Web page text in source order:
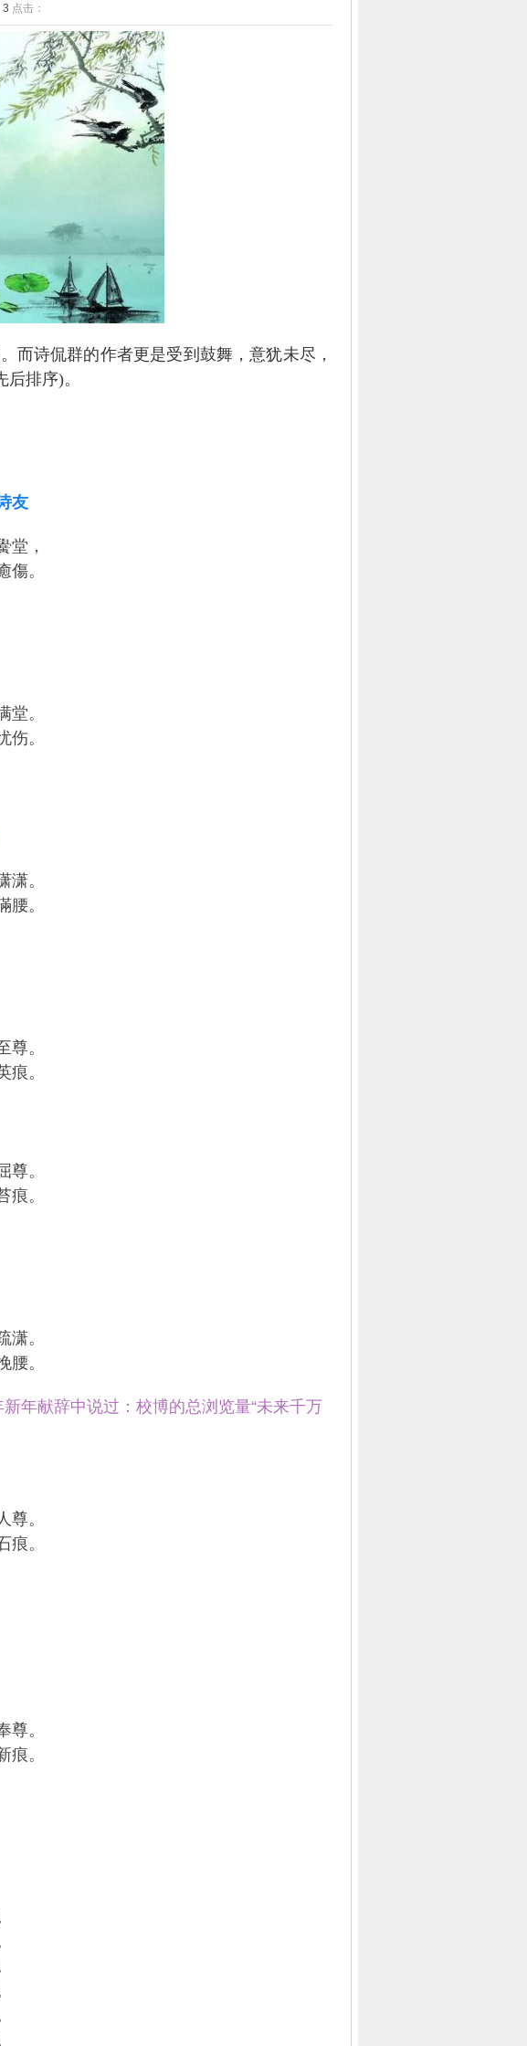
3 点击：
而诗侃群的作者更是受到鼓舞，意犹未尽，
后排序)。
友
堂，
傷。
堂。
伤。
潇。
腰。
尊。
痕。
尊。
痕。
潇。
腰。
献辞中说过：校博的总浏览量“未来千万
尊。
痕。
尊。
痕。